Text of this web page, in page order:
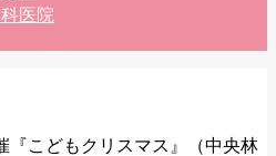
医院
『こどもクリスマス』（中央林